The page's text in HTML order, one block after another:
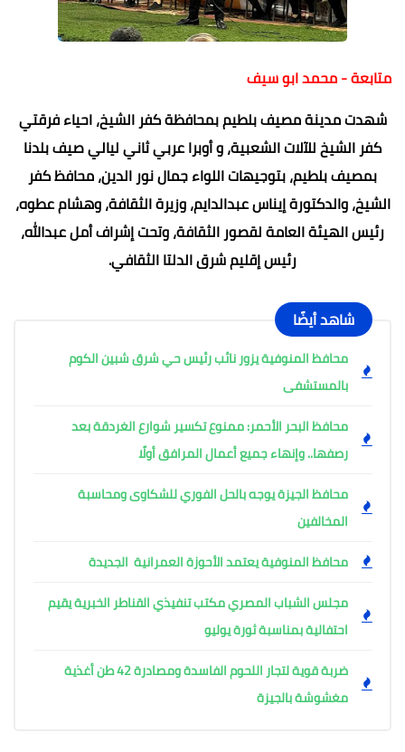
متابعة - محمد ابو سيف
شهدت مدينة مصيف بلطيم بمحافظة كفر الشيخ، احياء فرقتي
كفر الشيخ للآلات الشعبية، و أوبرا عربي ثاني ليالي صيف بلدنا
بمصيف بلطيم، بتوجيهات اللواء جمال نور الدين، محافظ كفر
الشيخ، والدكتورة إيناس عبدالدايم، وزيرة الثقافة، وهشام عطوه،
رئيس الهيئة العامة لقصور الثقافة، وتحت إشراف أمل عبدالله،
رئيس إقليم شرق الدلتا الثقافي.
شاهد أيضًا
محافظ المنوفية يزور نائب رئيس حي شرق شبين الكوم
بالمستشفى
محافظ البحر الأحمر: ممنوع تكسير شوارع الغردقة بعد
رصفها.. وإنهاء جميع أعمال المرافق أولًا
محافظ الجيزة يوجه بالحل الفوري للشكاوى ومحاسبة
المخالفين
محافظ المنوفية يعتمد الأحوزة العمرانية الجديدة
مجلس الشباب المصري مكتب تنفيذي القناطر الخبرية يقيم
احتفالية بمناسبة ثورة يوليو
ضربة قوية لتجار اللحوم الفاسدة ومصادرة 42 طن أغذية
مغشوشة بالجيزة